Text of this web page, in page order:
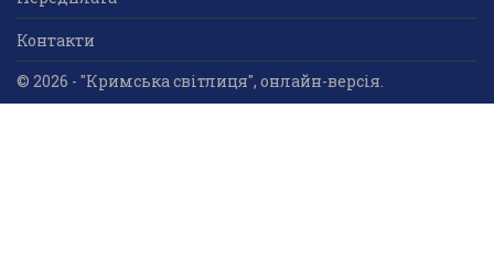
Контакти
© 2026 - "Кримська світлиця", онлайн-версія.